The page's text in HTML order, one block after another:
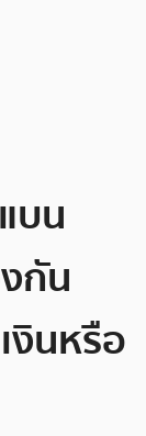
บน
กัน
งินหรือ